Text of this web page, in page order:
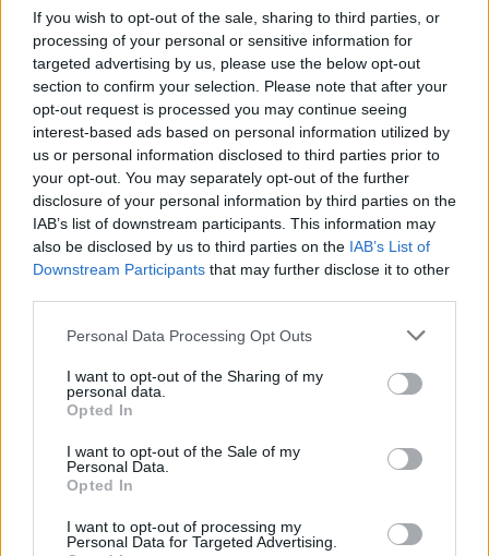
If you wish to opt-out of the sale, sharing to third parties, or
processing of your personal or sensitive information for
targeted advertising by us, please use the below opt-out
section to confirm your selection. Please note that after your
opt-out request is processed you may continue seeing
interest-based ads based on personal information utilized by
us or personal information disclosed to third parties prior to
your opt-out. You may separately opt-out of the further
disclosure of your personal information by third parties on the
IAB’s list of downstream participants. This information may
also be disclosed by us to third parties on the IAB’s List of
Downstream Participants that may further disclose it to other
Personal Data Processing Opt Outs
I want to opt-out of the Sharing of my
personal data.
Opted In
I want to opt-out of the Sale of my
Personal Data.
Opted In
I want to opt-out of processing my
Personal Data for Targeted Advertising.
ndëshkohet me të kuq dhe
gjobë
Esim for Global
Esim for USA|Esim for Italy| Esim for Spain|Esim
for Turkey|Esim for Germany|Esim for Greece|